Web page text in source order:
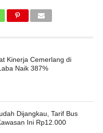
Kinerja Cemerlang di
Naik 387%
Dijangkau, Tarif Bus
Ini Rp12.000